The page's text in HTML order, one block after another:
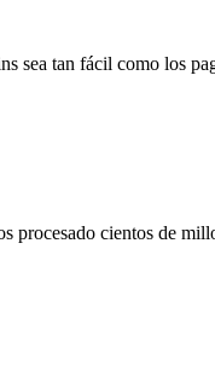
sea tan fácil como los
cientos de